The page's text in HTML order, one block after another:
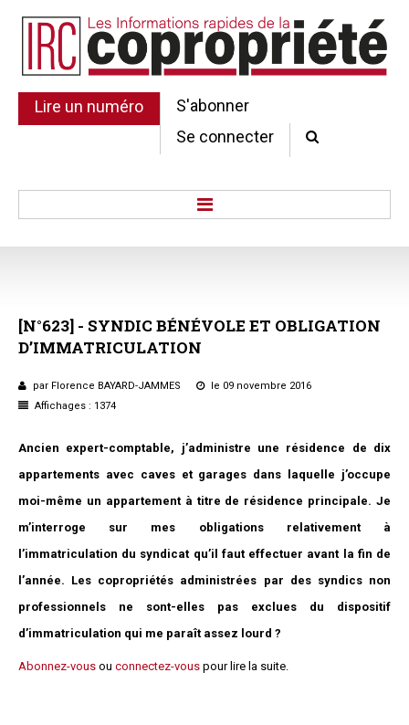
Lire un numéro
S'abonner
Se connecter
Au Parlement
Gestion et maintenance
Pratique de la copro.
Jurisprudence
Études juridiques
Copro. en difficulté
Formez-vous !
Parole d'experts*
[N°623] - SYNDIC BÉNÉVOLE ET OBLIGATION
D’IMMATRICULATION
par Florence BAYARD-JAMMES
le 09 novembre 2016
Affichages : 1374
Ancien expert-comptable, j’administre une résidence de dix
appartements avec caves et garages dans laquelle j’occupe
moi-même un appartement à titre de résidence principale. Je
m’interroge sur mes obligations relativement à
l’immatriculation du syndicat qu’il faut effectuer avant la fin de
l’année. Les copropriétés administrées par des syndics non
professionnels ne sont-elles pas exclues du dispositif
d’immatriculation qui me paraît assez lourd ?
Abonnez-vous ou connectez-vous pour lire la suite.